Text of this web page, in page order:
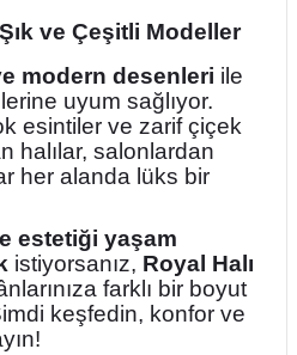
ve Çeşitli Modeller
modern desenleri ile
uyum sağlıyor.
esintiler ve zarif çiçek
halılar, salonlardan
her alanda lüks bir
estetiği yaşam
istiyorsanız, Royal Halı
farklı bir boyut
keşfedin, konfor ve